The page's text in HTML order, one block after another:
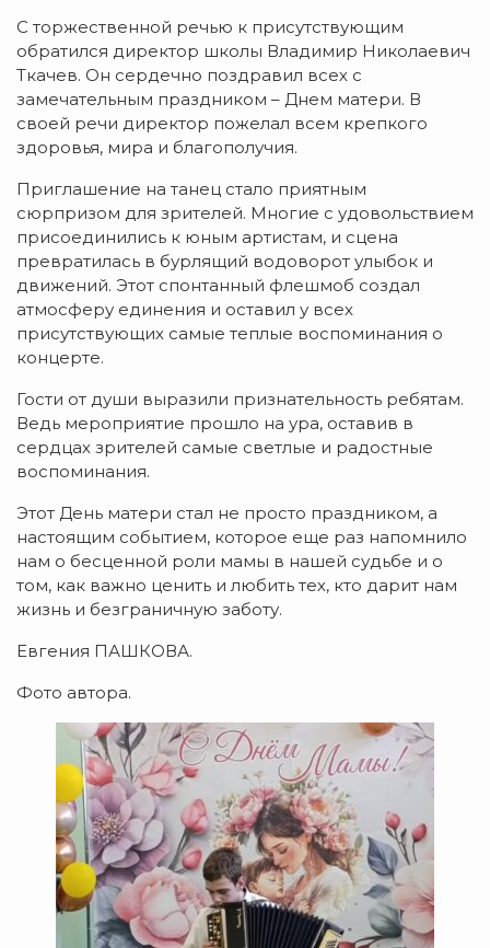
С торжественной речью к присутствующим
обратился директор школы Владимир Николаевич
Ткачев. Он сердечно поздравил всех с
замечательным праздником – Днем матери. В
своей речи директор пожелал всем крепкого
здоровья, мира и благополучия.
Приглашение на танец стало приятным
сюрпризом для зрителей. Многие с удовольствием
присоединились к юным артистам, и сцена
превратилась в бурлящий водоворот улыбок и
движений. Этот спонтанный флешмоб создал
атмосферу единения и оставил у всех
присутствующих самые теплые воспоминания о
концерте.
Гости от души выразили признательность ребятам.
Ведь мероприятие прошло на ура, оставив в
сердцах зрителей самые светлые и радостные
воспоминания.
Этот День матери стал не просто праздником, а
настоящим событием, которое еще раз напомнило
нам о бесценной роли мамы в нашей судьбе и о
том, как важно ценить и любить тех, кто дарит нам
жизнь и безграничную заботу.
Евгения ПАШКОВА.
Фото автора.